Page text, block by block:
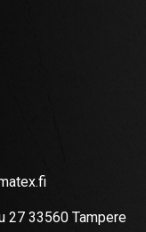
27 33560 Tampere